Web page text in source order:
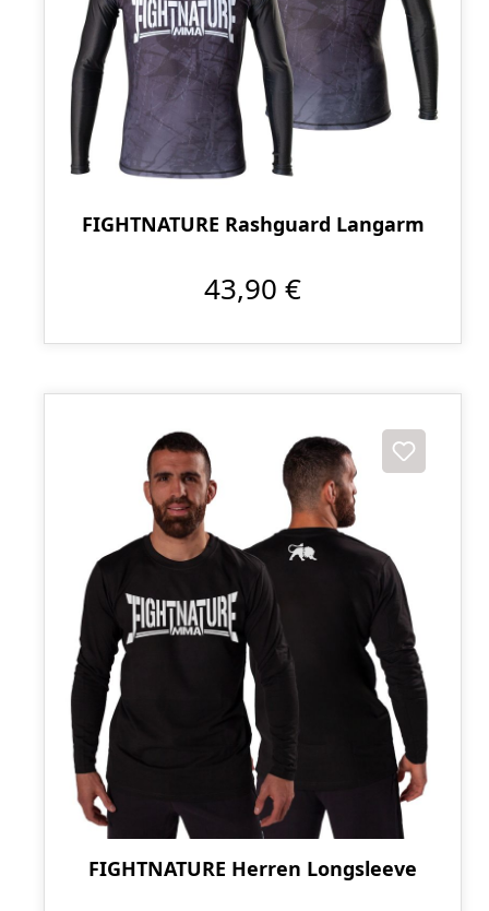
FIGHTNATURE Rashguard Langarm
43,90 €
FIGHTNATURE Herren Longsleeve